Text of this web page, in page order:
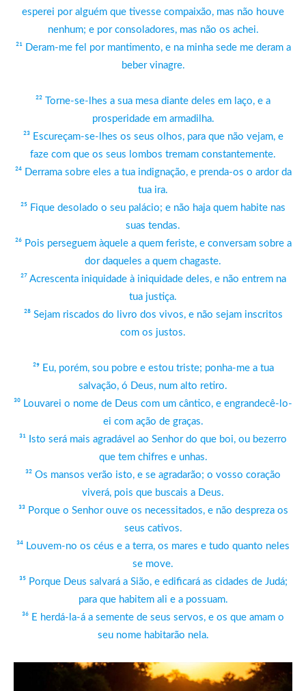
esperei por alguém que tivesse compaixão, mas não houve
nenhum; e por consoladores, mas não os achei.
²¹ Deram-me fel por mantimento, e na minha sede me deram a
beber vinagre.
²² Torne-se-lhes a sua mesa diante deles em laço, e a
prosperidade em armadilha.
²³ Escureçam-se-lhes os seus olhos, para que não vejam, e
faze com que os seus lombos tremam constantemente.
²⁴ Derrama sobre eles a tua indignação, e prenda-os o ardor da
tua ira.
²⁵ Fique desolado o seu palácio; e não haja quem habite nas
suas tendas.
²⁶ Pois perseguem àquele a quem feriste, e conversam sobre a
dor daqueles a quem chagaste.
²⁷ Acrescenta iniquidade à iniquidade deles, e não entrem na
tua justiça.
²⁸ Sejam riscados do livro dos vivos, e não sejam inscritos
com os justos.
²⁹ Eu, porém, sou pobre e estou triste; ponha-me a tua
salvação, ó Deus, num alto retiro.
³⁰ Louvarei o nome de Deus com um cântico, e engrandecê-lo-
ei com ação de graças.
³¹ Isto será mais agradável ao Senhor do que boi, ou bezerro
que tem chifres e unhas.
³² Os mansos verão isto, e se agradarão; o vosso coração
viverá, pois que buscais a Deus.
³³ Porque o Senhor ouve os necessitados, e não despreza os
seus cativos.
³⁴ Louvem-no os céus e a terra, os mares e tudo quanto neles
se move.
³⁵ Porque Deus salvará a Sião, e edificará as cidades de Judá;
para que habitem ali e a possuam.
³⁶ E herdá-la-á a semente de seus servos, e os que amam o
seu nome habitarão nela.